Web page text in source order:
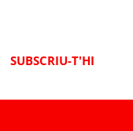
SUBSCRIU-T'HI